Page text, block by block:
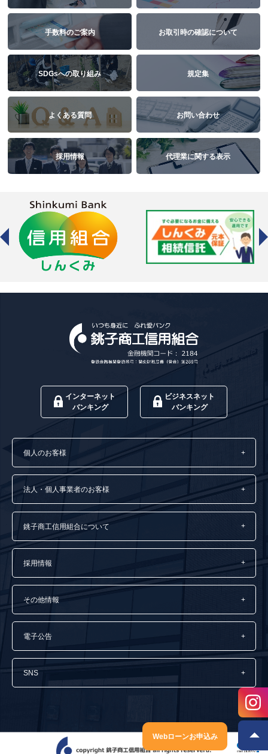
手数料のご案内 お取引時の確認について
SDGsへの取り組み 規定集
よくある質問 お問い合わせ
採用情報 代理業に関する表示
インターネット
バンキング
ビジネスネット
バンキング
個人のお客様
法人・個人事業者のお客様
銚子商工信用組合について
採用情報
その他情報
電子公告
SNS
Webローンお申込み